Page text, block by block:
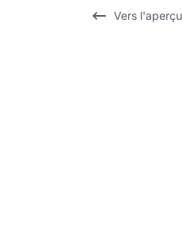
Vers l'aperçu